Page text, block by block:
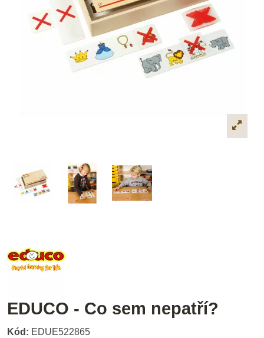
EDUCO - Co sem nepatří?
Kód: EDUE522865